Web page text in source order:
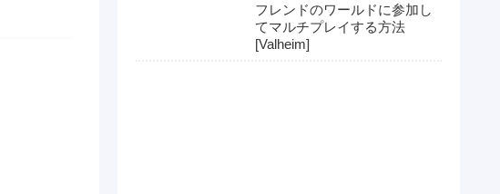
フレンドのワールドに参加し
てマルチプレイする方法
[Valheim]